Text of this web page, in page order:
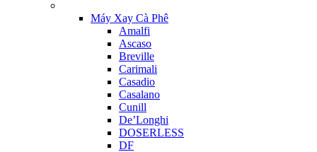
Máy Xay Cà Phê
Amalfi
Ascaso
Breville
Carimali
Casadio
Casalano
Cunill
De’Longhi
DOSERLESS
DF